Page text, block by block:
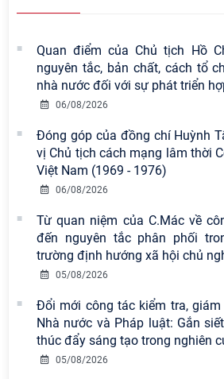
Quan điểm của Chủ tịch Hồ
nguyên tắc, bản chất, cách tổ
nhà nước đối với sự phát triển
06/08/2026
Đóng góp của đồng chí Huỳnh
vị Chủ tịch cách mạng lâm thời
Việt Nam (1969 - 1976)
06/08/2026
Từ quan niệm của C.Mác về
đến nguyên tắc phân phối
trường định hướng xã hội chủ
05/08/2026
Đổi mới công tác kiểm tra,
Nhà nước và Pháp luật: Gắn
thúc đẩy sáng tạo trong nghiên
05/08/2026
Viện Hàn lâm Khoa học xã hội Việt
Nam có 02 tác phẩm đạt giải khuyến
khích tại Cuộc thi chính luận bảo vệ
nền tảng tư tưởng của Đảng năm
2026